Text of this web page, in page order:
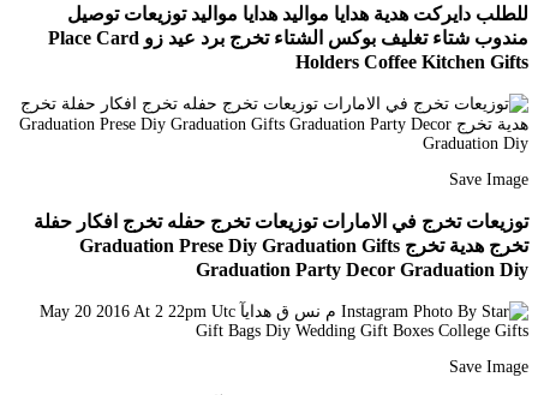
للطلب دايركت هدية هدايا مواليد هدايا مواليد توزيعات توصيل
مندوب شتاء تغليف بوكس الشتاء تخرج برد عيد زو Place Card
Holders Coffee Kitchen Gifts
Save Image
توزيعات تخرج في الامارات توزيعات تخرج حفله تخرج افكار حفلة
تخرج هدية تخرج Graduation Prese Diy Graduation Gifts
Graduation Party Decor Graduation Diy
Save Image